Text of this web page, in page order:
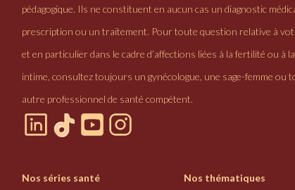
pédagogique. Ils ne constituent en aucun cas un diagnostic
prescription ou un traitement. Pour toute question relative à
et en particulier dans le cadre d’affections liées à la fertilité ou à
intime, consultez toujours un gynécologue, une sage-femme ou
autre professionnel de santé compétent.
Nos séries santé Nos thématiques